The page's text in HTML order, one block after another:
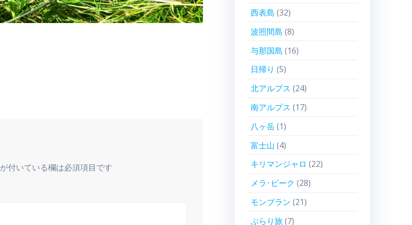
が付いている欄は必須項目です
西表島 (32)
波照間島 (8)
与那国島 (16)
日帰り (5)
北アルプス (24)
南アルプス (17)
八ヶ岳(1)
富士山 (4)
キリマンジャロ (22)
メラ･ピーク (28)
モンブラン (21)
ぶらり旅 (7)